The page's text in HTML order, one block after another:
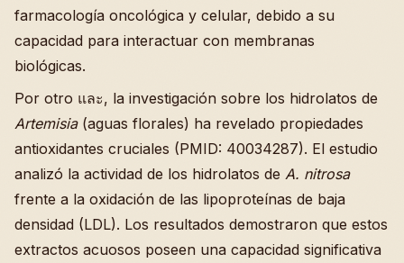
farmacología oncológica y celular, debido a su
capacidad para interactuar con membranas
biológicas.
Por otro และ, la investigación sobre los hidrolatos de
Artemisia(aguas florales) ha revelado propiedades
antioxidantes cruciales (PMID: 40034287). El estudio
analizó la actividad de los hidrolatos de A. nitrosa
frente a la oxidación de las lipoproteínas de baja
densidad (LDL). Los resultados demostraron que estos
extractos acuosos poseen una capacidad significativa